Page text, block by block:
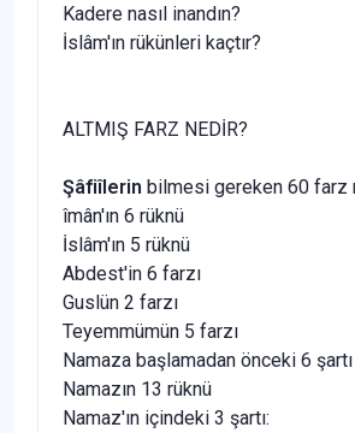
Kadere nasıl inandın?
İslâm'ın rükünleri kaçtır?
ALTMIŞ FARZ NEDİR?
Şâfiîlerin bilmesi gereken 60 farz
îmân'ın 6 rüknü
İslâm'ın 5 rüknü
Abdest'in 6 farzı
Guslün 2 farzı
Teyemmümün 5 farzı
Namaza başlamadan önceki 6
Namazın 13 rüknü
Namaz'ın içindeki 3 şartı: